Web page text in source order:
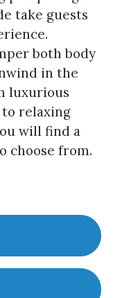
take guests
both body
in the
luxurious
relaxing
will find a
choose from.